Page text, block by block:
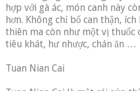
hợp với gà ác, món canh này
hơn. Không chỉ bổ can thận,
thiên ma còn như một vị thuốc
tiêu khát, hư nhược, chán ăn …
Tuan Nian Cai